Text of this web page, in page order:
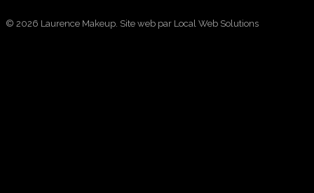
© 2026 Laurence Makeup. Site web par Local Web Solutions